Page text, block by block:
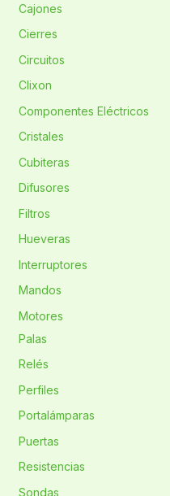
Cajones
Cierres
Circuitos
Clixon
Componentes Eléctricos
Cristales
Cubiteras
Difusores
Filtros
Hueveras
Interruptores
Mandos
Motores
Palas
Relés
Perfiles
Portalámparas
Puertas
Resistencias
Sondas